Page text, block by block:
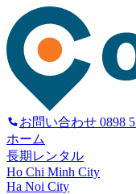
お問い合わせ 0898
ホーム
長期レンタル
Ho Chi Minh City
Ha Noi City